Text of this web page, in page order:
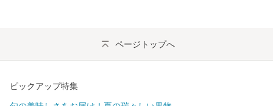
ページトップへ
ピックアップ特集